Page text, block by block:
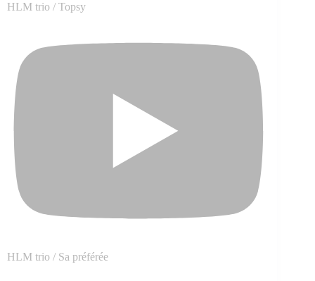
HLM trio / Topsy
HLM trio / Sa préférée